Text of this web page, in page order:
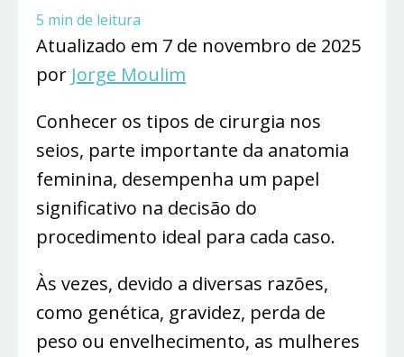
5 min de leitura
Atualizado em 7 de novembro de 2025
por Jorge Moulim
Conhecer os tipos de cirurgia nos
seios, parte importante da anatomia
feminina, desempenha um papel
significativo na decisão do
procedimento ideal para cada caso.
Às vezes, devido a diversas razões,
como genética, gravidez, perda de
peso ou envelhecimento, as mulheres